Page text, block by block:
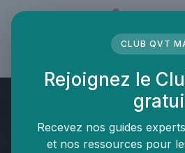
CLUB QVT
Rejoignez le
Recevez nos guides
et nos ressources pour
Panneau de gestion des cookies